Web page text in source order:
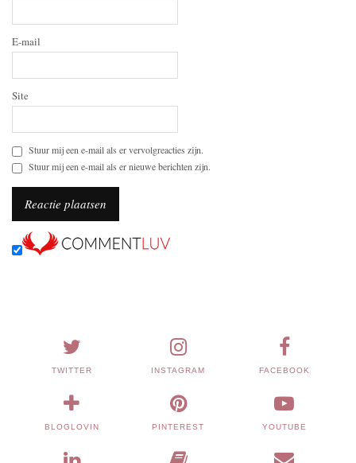
E-mail
Site
Stuur mij een e-mail als er vervolgreacties zijn.
Stuur mij een e-mail als er nieuwe berichten zijn.
TWITTER INSTAGRAM FACEBOOK
BLOGLOVIN PINTEREST YOUTUBE